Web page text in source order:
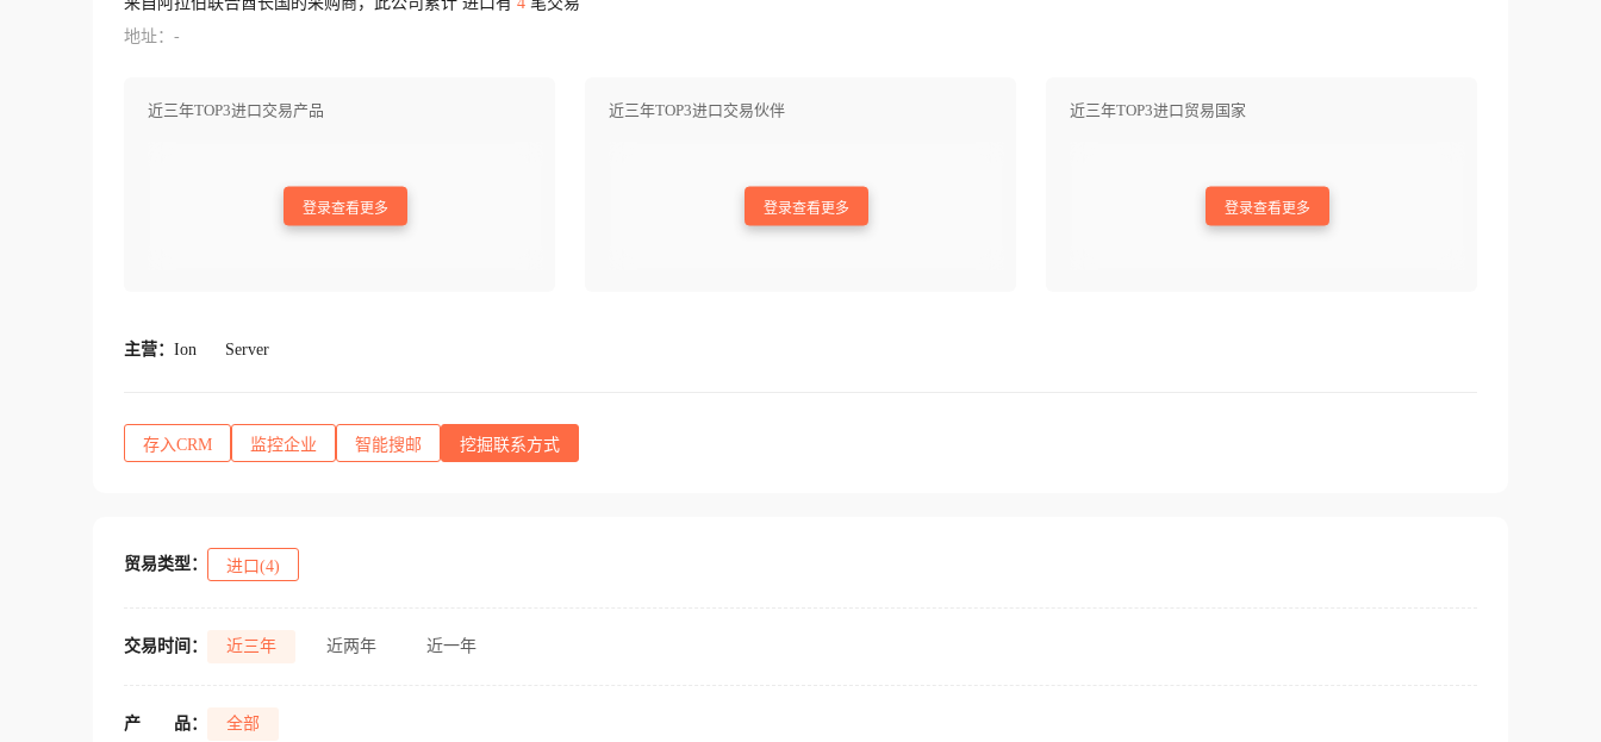
地址：-
近三年TOP3进口交易产品
登录查看更多
近三年TOP3进口交易伙伴
登录查看更多
近三年TOP3进口贸易国家
登录查看更多
主营： Ion Server
存入CRM 监控企业 智能搜邮 挖掘联系方式
贸易类型： 进口(4)
交易时间： 近三年 近两年 近一年
产 品： 全部